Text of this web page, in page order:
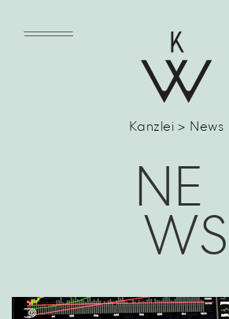
Kanzlei > News
NE
WS